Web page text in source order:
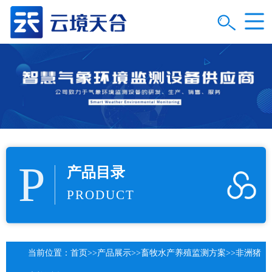
P 产品目录
PRODUCT
当前位置： 首页>>产品展示>>畜牧水产养殖监测方案>>非洲猪